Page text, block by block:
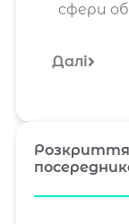
сфери
Далі
Розкриття